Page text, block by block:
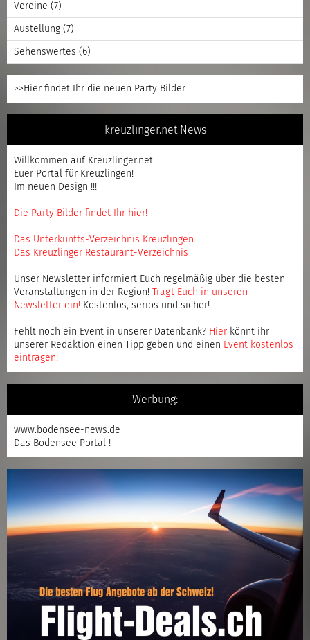
Vereine (7)
Austellung (7)
Sehenswertes (6)
>>Hier findet Ihr die neuen Party Bilder
kreuzlinger.net News
Willkommen auf Kreuzlinger.net
Euer Portal für Kreuzlingen!
Im neuen Design !!!
Die Party Bilder findet Ihr hier!
Das Unterkunfts-Verzeichnis Kreuzlingen
Das Kreuzlinger Restaurant-Verzeichnis
Unser Newsletter informiert Euch regelmäßig über die besten
Veranstaltungen in der Region!
Tragt Euch in unseren
Newsletter ein! Kostenlos, seriös und sicher!
Fehlt noch ein Event in unserer Datenbank? Hier könnt ihr
unserer Redaktion einen Tipp geben und einen Event kostenlos
eintragen!
Werbung:
www.bodensee-news.de
Das Bodensee Portal !